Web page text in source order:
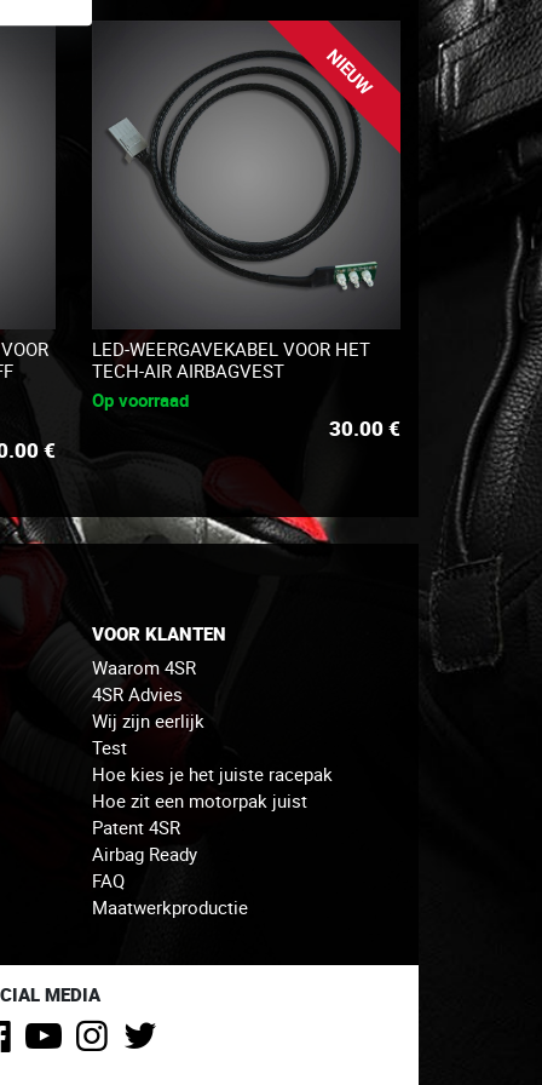
€
NIEUW
LED-WEERGAVEKABEL VOOR HET
TECH-AIR AIRBAGVEST
Op voorraad
30.00€
VOOR KLANTEN
Waarom 4SR
4SR Advies
Wij zijn eerlijk
Test
Hoe kies je het juiste racepak
Hoe zit een motorpak juist
Patent 4SR
Airbag Ready
FAQ
Maatwerkproductie
MEDIA